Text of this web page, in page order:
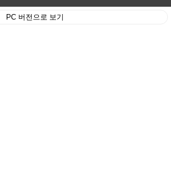
PC 버전으로 보기